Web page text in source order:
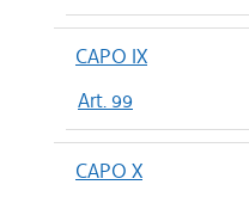
CAPO IX
Art. 99
CAPO X